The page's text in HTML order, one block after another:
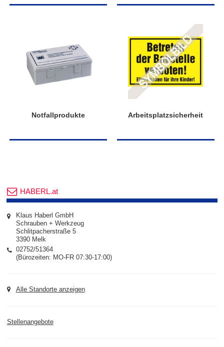
Notfallprodukte Arbeitsplatzsicherheit
HABERL.at
Klaus Haberl GmbH
Schrauben + Werkzeug
Schlitpacherstraße 5
3390 Melk
02752/51364
(Bürozeiten: MO-FR 07:30-17:00)
Alle Standorte anzeigen
Stellenangebote